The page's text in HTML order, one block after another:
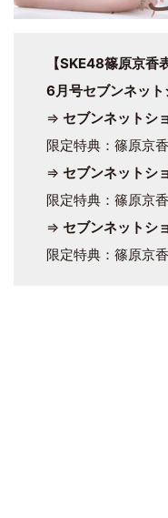
【SKE48篠原京
6月号セブンネット
⇒ セブンネットシ
限定特典：篠原京
⇒ セブンネットシ
限定特典：篠原京
⇒ セブンネットシ
限定特典：篠原京